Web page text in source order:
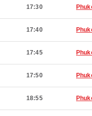
17:30
17:40
17:45
17:50
18:55